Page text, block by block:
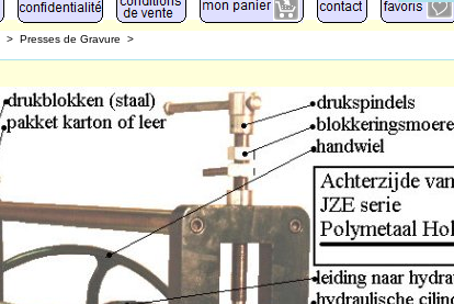
> Presses de Gravure >